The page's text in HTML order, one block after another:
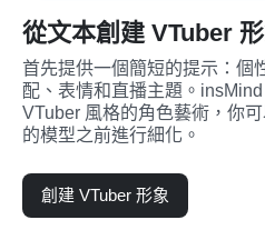
從文本創建 VTuber
首先提供一個簡短的提示：個
配、表情和直播主題。
VTuber 風格的角色藝術，你
的模型之前進行細化。
創建 VTuber 形象